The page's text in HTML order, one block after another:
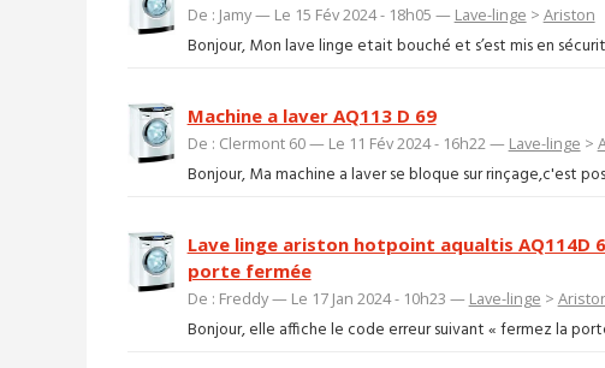
De : Jamy — Le 15 Fév 2024 - 18h05 — Lave-linge > Ariston
Bonjour, Mon lave linge etait bouché et s’est mis en
Machine a laver AQ113 D 69
De : Clermont 60 — Le 11 Fév 2024 - 16h22 — Lave-linge >
Bonjour, Ma machine a laver se bloque sur rinçage,c'est
Lave linge ariston hotpoint aqualtis AQ114D
porte fermée
De : Freddy — Le 17 Jan 2024 - 10h23 — Lave-linge >
Bonjour, elle affiche le code erreur suivant « fermez la